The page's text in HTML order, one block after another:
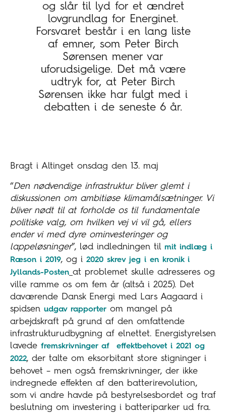
og slår til lyd for et ændret
lovgrundlag for Energinet.
Forsvaret består i en lang liste
af emner, som Peter Birch
Sørensen mener var
uforudsigelige. Det må være
udtryk for, at Peter Birch
Sørensen ikke har fulgt med i
debatten i de seneste 6 år.
Bragt i Altinget onsdag den 13. maj
“Den nødvendige infrastruktur bliver glemt i
diskussionen om ambitiøse klimamålsætninger. Vi
bliver nødt til at forholde os til fundamentale
politiske valg, om hvilken vej vi vil gå, ellers
ender vi med dyre ominvesteringer og
lappeløsninger”, lød indledningen til mit indlæg i
Ræson i 2019, og i 2020 skrev jeg i en kronik i
Jyllands-Posten at problemet skulle adresseres og
ville ramme os om fem år (altså i 2025). Det
daværende Dansk Energi med Lars Aagaard i
spidsen udgav rapporter om mangel på
arbejdskraft på grund af den omfattende
infrastrukturudbygning af elnettet. Energistyrelsen
lavede fremskrivninger af effektbehovet i 2021 og
2022, der talte om eksorbitant store stigninger i
behovet – men også fremskrivninger, der ikke
indregnede effekten af den batterirevolution,
som vi andre havde på bestyrelsesbordet og traf
beslutning om investering i batteriparker ud fra.